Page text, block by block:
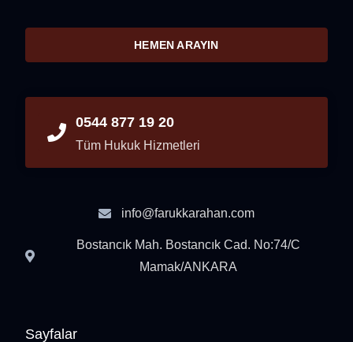
Sayfalar
HEMEN ARAYIN
0544 877 19 20
Tüm Hukuk Hizmetleri
info@farukkarahan.com
Bostancık Mah. Bostancık Cad. No:74/C
Mamak/ANKARA